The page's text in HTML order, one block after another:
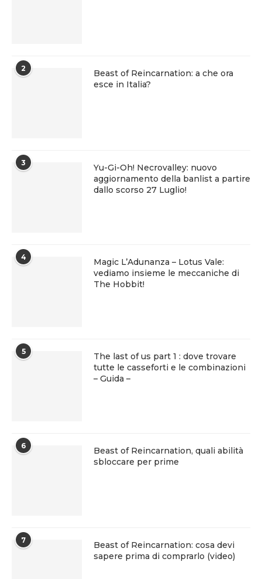
2
Beast of Reincarnation: a che ora
esce in Italia?
3
Yu-Gi-Oh! Necrovalley: nuovo
aggiornamento della banlist a partire
dallo scorso 27 Luglio!
4
Magic L’Adunanza – Lotus Vale:
vediamo insieme le meccaniche di
The Hobbit!
5
The last of us part 1 : dove trovare
tutte le casseforti e le combinazioni
– Guida –
6
Beast of Reincarnation, quali abilità
sbloccare per prime
7
Beast of Reincarnation: cosa devi
sapere prima di comprarlo (video)